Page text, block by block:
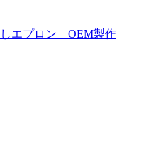
エプロン OEM製作